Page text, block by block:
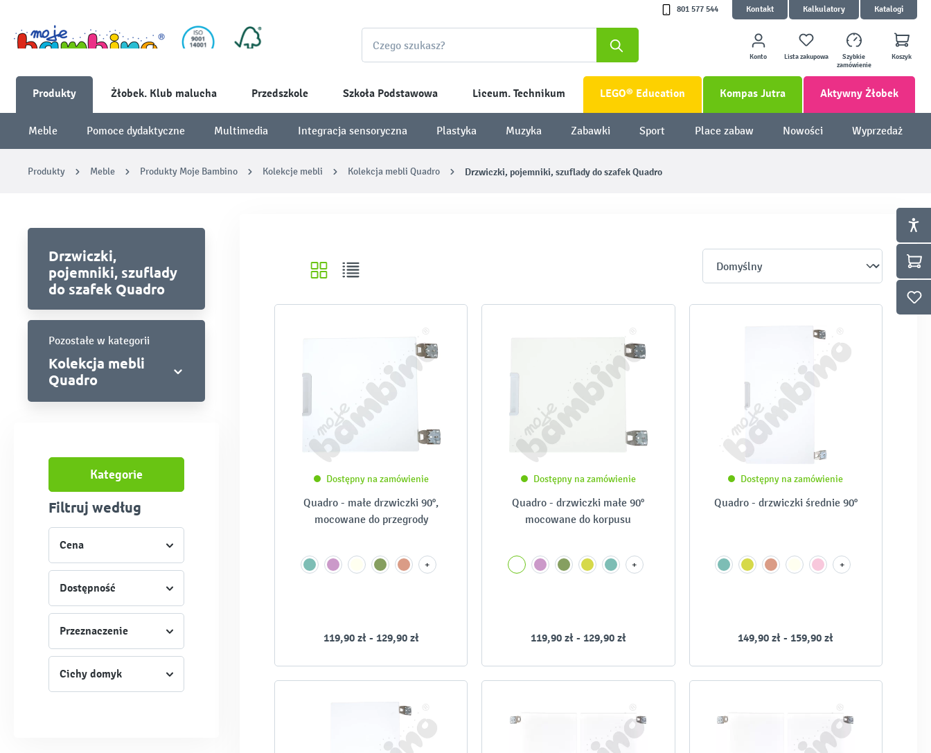
801 577 544 Kontakt Kalkulatory Katalogi
Konto Lista zakupowa
Szybkie
zamówienie
Koszyk
Produkty Żłobek. Klub malucha Przedszkole Szkoła Podstawowa Liceum. Technikum LEGO® Education Kompas Jutra Aktywny Żłobek
Meble Pomoce dydaktyczne Multimedia Integracja sensoryczna Plastyka Muzyka Zabawki Sport Place zabaw Nowości Wyprzedaż
Produkty Meble Produkty Moje Bambino Kolekcje mebli Kolekcja mebli Quadro Drzwiczki, pojemniki, szuflady do szafek Quadro
Drzwiczki,
pojemniki, szuflady
do szafek Quadro
Pozostałe w kategorii
Kolekcja mebli
Quadro
Kategorie
Filtruj według
Cena
Dostępność
Przeznaczenie
Cichy domyk
Dostępny na zamówienie
Quadro - małe drzwiczki 90°,
mocowane do przegrody
+
119,90 zł - 129,90 zł
Dostępny na zamówienie
Quadro - drzwiczki małe 90°
mocowane do korpusu
+
119,90 zł - 129,90 zł
Dostępny na zamówienie
Quadro - drzwiczki średnie 90°
+
149,90 zł - 159,90 zł